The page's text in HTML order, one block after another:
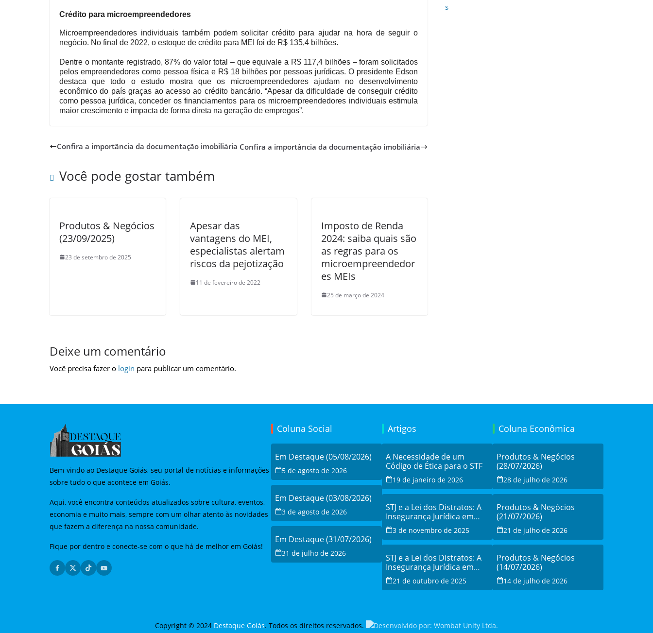
Crédito para microempreendedores
Microempreendedores individuais também podem solicitar crédito para ajudar na hora de seguir o
negócio. No final de 2022, o estoque de crédito para MEI foi de R$ 135,4 bilhões.
Dentre o montante registrado, 87% do valor total – que equivale a R$ 117,4 bilhões – foram solicitados
pelos empreendedores como pessoa física e R$ 18 bilhões por pessoas jurídicas. O presidente Edson
destaca que todo o estudo mostra que os microempreendedores ajudam no desenvolvimento
econômico do país graças ao acesso ao crédito bancário. “Apesar da dificuldade de conseguir crédito
como pessoa jurídica, conceder os financiamentos para os microempreendedores individuais estimula
maior crescimento e impacta de forma direta na geração de empregos”.
Confira a importância da documentação imobiliária Confira a importância da documentação imobiliária
Você pode gostar também
Produtos & Negócios
(23/09/2025)
23 de setembro de 2025
Apesar das
vantagens do MEI,
especialistas alertam
riscos da pejotização
11 de fevereiro de 2022
Imposto de Renda
2024: saiba quais são
as regras para os
microempreendedor
es MEIs
25 de março de 2024
Deixe um comentário
Você precisa fazer o login para publicar um comentário.
Bem-vindo ao Destaque Goiás, seu portal de notícias e informações
sobre tudo o que acontece em Goiás.
Aqui, você encontra conteúdos atualizados sobre cultura, eventos,
economia e muito mais, sempre com um olhar atento às novidades
que fazem a diferença na nossa comunidade.
Fique por dentro e conecte-se com o que há de melhor em Goiás!
Coluna Social
Em Destaque (05/08/2026)
5 de agosto de 2026
Em Destaque (03/08/2026)
3 de agosto de 2026
Em Destaque (31/07/2026)
31 de julho de 2026
Artigos
A Necessidade de um
Código de Ética para o STF
19 de janeiro de 2026
STJ e a Lei dos Distratos: A
Insegurança Jurídica em
Debate e a Resistência à
Modernização
3 de novembro de 2025
STJ e a Lei dos Distratos: A
Insegurança Jurídica em
Debate e a Resistência à
Modernização
21 de outubro de 2025
Coluna Econômica
Produtos & Negócios
(28/07/2026)
28 de julho de 2026
Produtos & Negócios
(21/07/2026)
21 de julho de 2026
Produtos & Negócios
(14/07/2026)
14 de julho de 2026
Copyright © 2024 Destaque Goiás. Todos os direitos reservados.